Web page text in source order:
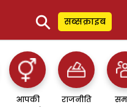
⚲ सब्सक्राइब
आपकी
राजनीति